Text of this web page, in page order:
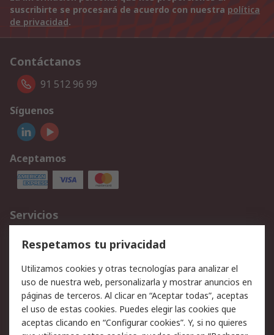
suscribirte se procesará de acuerdo con nuestra política
de privacidad.
Contáctanos
91 512 96 99
Síguenos
Aceptamos
Servicios
Cómo realizar pedidos
Devoluciones
Facturación y pago
Ofertas
Soporte técnico
Legal
Aviso legal
Política de privacidad -
Respetamos tu privacidad
Utilizamos cookies y otras tecnologías para analizar el
uso de nuestra web, personalizarla y mostrar anuncios en
páginas de terceros. Al clicar en “Aceptar todas”, aceptas
el uso de estas cookies. Puedes elegir las cookies que
aceptas clicando en “Configurar cookies”. Y, si no quieres